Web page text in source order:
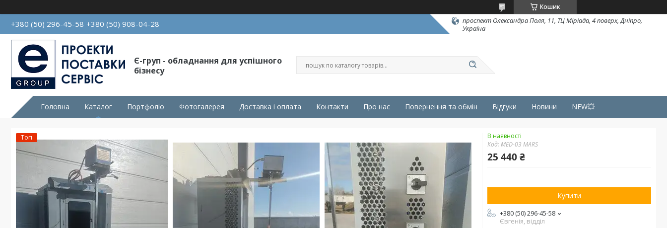
Кошик
+380 (50) 296-45-58 +380 (50) 908-04-28
проспект Олександра Поля, 11, ТЦ Міріада, 4 поверх, Дніпро,
Україна
Є-груп - обладнання для успішного
бізнесу
Головна Каталог Портфоліо Фотогалерея Доставка і оплата Контакти Про нас Повернення та обмін Відгуки Новини NEW💥
Топ
В наявності
Код:MED-03 MARS
25 440 ₴
Купити
+380 (50) 296-45-58
Євгенія, відділ